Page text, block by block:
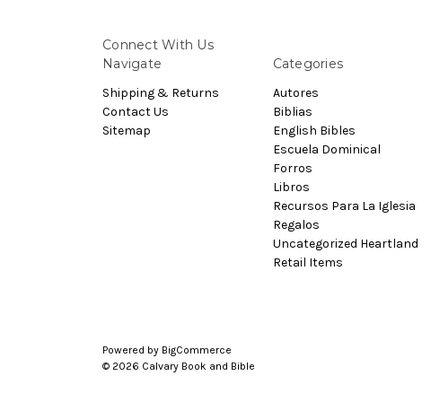
Connect With Us
Navigate
Shipping & Returns
Contact Us
Sitemap
Categories
Autores
Biblias
English Bibles
Escuela Dominical
Forros
Libros
Recursos Para La Iglesia
Regalos
Uncategorized Heartland
Retail Items
Powered by BigCommerce
© 2026 Calvary Book and Bible